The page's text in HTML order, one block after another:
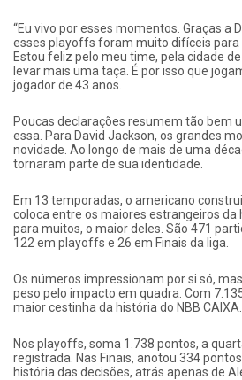
“Eu vivo por esses momentos. Graças a
esses playoffs foram muito difíceis para
Estou feliz pelo meu time, pela cidade
levar mais uma taça. É por isso que
jogador de 43 anos.
Poucas declarações resumem tão bem
essa. Para David Jackson, os grandes
novidade. Ao longo de mais de uma
tornaram parte de sua identidade.
Em 13 temporadas, o americano
coloca entre os maiores estrangeiros
para muitos, o maior deles. São 471
122 em playoffs e 26 em Finais da liga.
Os números impressionam por si só,
peso pelo impacto em quadra. Com
maior cestinha da história do NBB CAIXA.
Nos playoffs, soma 1.738 pontos, a
registrada. Nas Finais, anotou 334
história das decisões, atrás apenas de